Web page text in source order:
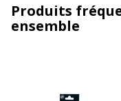
Produits
ensemble